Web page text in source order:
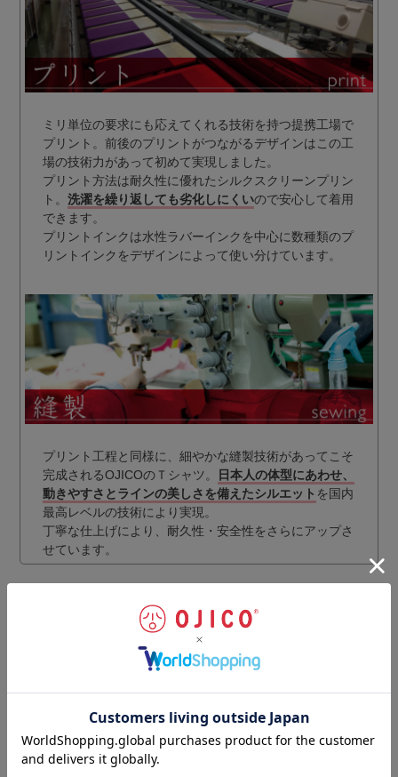
ミリ単位の要求にも応えてくれる技術を持つ提携工場で
プリント。前後のプリントがつながるデザインはこの工
場の技術力があって初めて実現しました。
プリント方法は耐久性に優れたシルクスクリーンプリン
ト。 洗濯を繰り返しても劣化しにくいので安心して着用
できます。
プリントインクは水性ラバーインクを中心に数種類のプ
リントインクをデザインによって使い分けています。
プリント工程と同様に、細やかな縫製技術があってこそ
完成されるOJICOのＴシャツ。
日本人の体型にあわせ、
動きやすさとラインの美しさを備えたシルエット を国内
最高レベルの技術により実現。
丁寧な仕上げにより、耐久性・安全性をさらにアップさ
せています。